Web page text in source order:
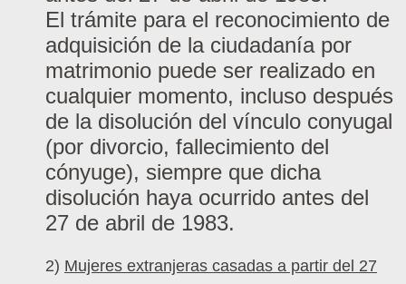
El trámite para el reconocimiento de
adquisición de la ciudadanía por
matrimonio puede ser realizado en
cualquier momento, incluso después
de la disolución del vínculo conyugal
(por divorcio, fallecimiento del
cónyuge), siempre que dicha
disolución haya ocurrido antes del
27 de abril de 1983.
2) Mujeres extranjeras casadas a partir del 27